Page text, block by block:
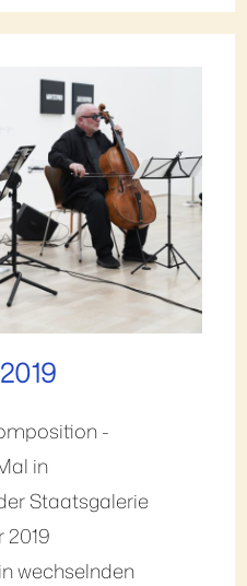
-
in
Staatsgalerie
wechselnden